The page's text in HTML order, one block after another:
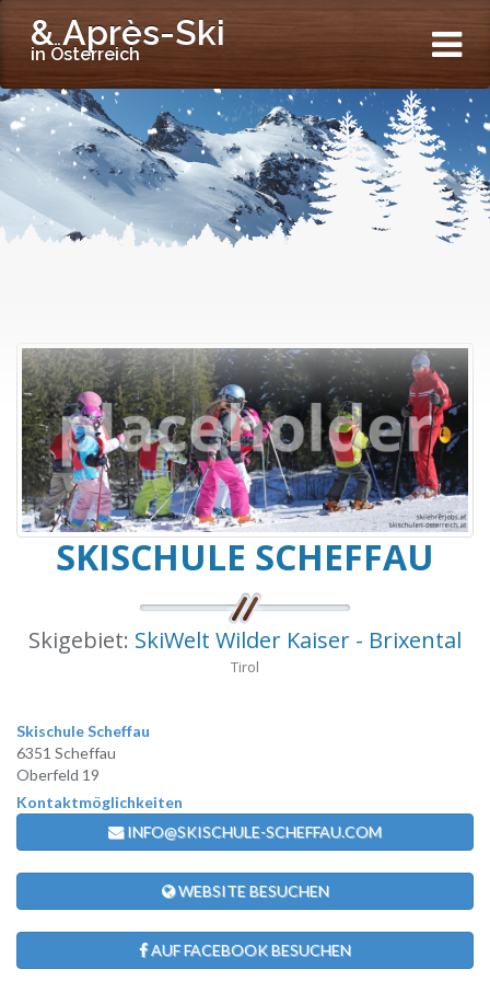
& Après-Ski
in Österreich
SKISCHULE SCHEFFAU
Skigebiet: SkiWelt Wilder Kaiser - Brixental
Tirol
Skischule Scheffau
6351 Scheffau
Oberfeld 19
Kontaktmöglichkeiten
INFO@SKISCHULE-SCHEFFAU.COM
WEBSITE BESUCHEN
AUF FACEBOOK BESUCHEN